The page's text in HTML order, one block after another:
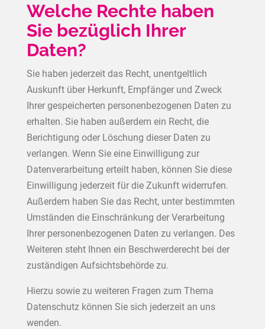
Welche Rechte haben
Sie bezüglich Ihrer
Daten?
Sie haben jederzeit das Recht, unentgeltlich
Auskunft über Herkunft, Empfänger und Zweck
Ihrer gespeicherten personenbezogenen Daten zu
erhalten. Sie haben außerdem ein Recht, die
Berichtigung oder Löschung dieser Daten zu
verlangen. Wenn Sie eine Einwilligung zur
Datenverarbeitung erteilt haben, können Sie diese
Einwilligung jederzeit für die Zukunft widerrufen.
Außerdem haben Sie das Recht, unter bestimmten
Umständen die Einschränkung der Verarbeitung
Ihrer personenbezogenen Daten zu verlangen. Des
Weiteren steht Ihnen ein Beschwerderecht bei der
zuständigen Aufsichtsbehörde zu.
Hierzu sowie zu weiteren Fragen zum Thema
Datenschutz können Sie sich jederzeit an uns
wenden.